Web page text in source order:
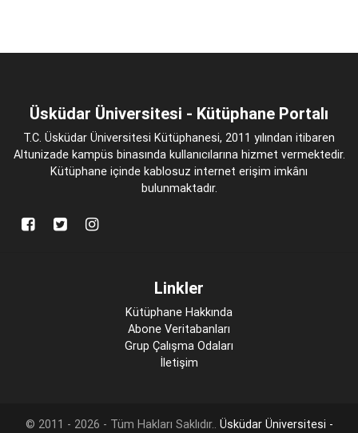
Üsküdar Üniversitesi - Kütüphane Portalı
T.C. Üsküdar Üniversitesi Kütüphanesi, 2011 yılından itibaren
Altunizade kampüs binasında kullanıcılarına hizmet vermektedir.
Kütüphane içinde kablosuz internet erişim imkânı
bulunmaktadır.
Linkler
Kütüphane Hakkında
Abone Veritabanları
Grup Çalışma Odaları
İletişim
© 2011 - 2026 - Tüm Hakları Saklıdır.. Üsküdar Üniversitesi -